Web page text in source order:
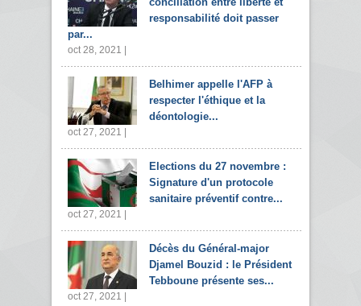
responsabilité doit passer
par...
oct 28, 2021 |
Belhimer appelle l'AFP à
respecter l'éthique et la
déontologie...
oct 27, 2021 |
Elections du 27 novembre :
Signature d'un protocole
sanitaire préventif contre...
oct 27, 2021 |
Décès du Général-major
Djamel Bouzid : le Président
Tebboune présente ses...
oct 27, 2021 |